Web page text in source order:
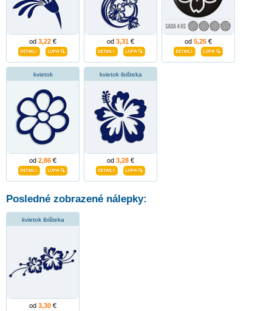
od 3,22 € od 3,31 € od 5,25 €
kvietok
od 2,86 €
kvietok ibišteka
od 3,28 €
Posledné zobrazené nálepky:
kvietok ibišteka
od 3,30 €